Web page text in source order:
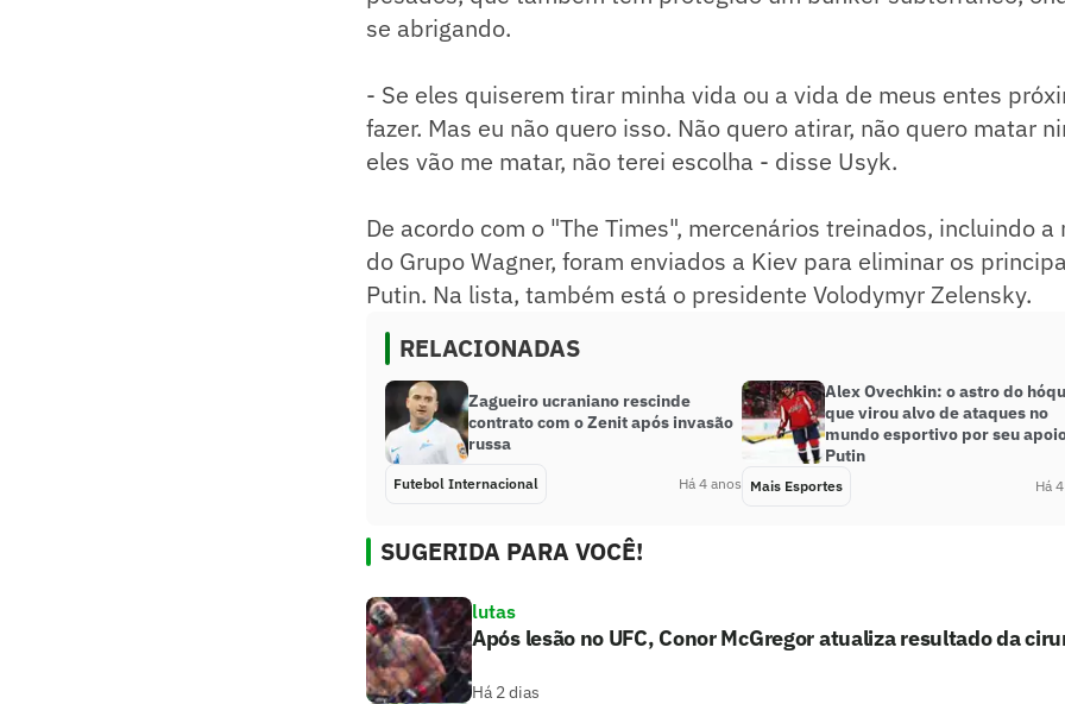
se abrigando.
- Se eles quiserem tirar minha vida ou a vida de meus entes
fazer. Mas eu não quero isso. Não quero atirar, não quero matar
eles vão me matar, não terei escolha - disse Usyk.
De acordo com o "The Times", mercenários treinados, incluindo
do Grupo Wagner, foram enviados a Kiev para eliminar os
Putin. Na lista, também está o presidente Volodymyr Zelensky.
RELACIONADAS
Zagueiro ucraniano rescinde
contrato com o Zenit após invasão
russa
Futebol Internacional Há 4 anos
Alex Ovechkin: o astro do
que virou alvo de ataques no
mundo esportivo por seu
Putin
Mais Esportes Há
SUGERIDA PARA VOCÊ!
lutas
Após lesão no UFC, Conor McGregor atualiza resultado da
Há 2 dias